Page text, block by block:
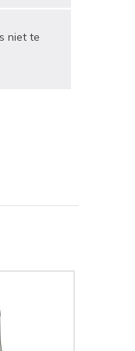
niet te